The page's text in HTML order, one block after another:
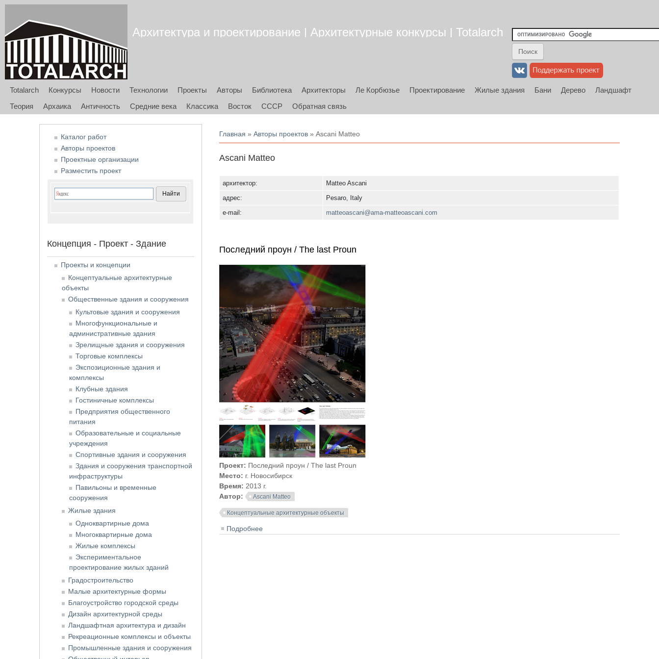
Архитектура и проектирование | Архитектурные конкурсы | Totalarch
Totalarch Конкурсы Новости Технологии Проекты Авторы Библиотека Архитекторы Ле Корбюзье Проектирование Жилые здания Бани Дерево
Ландшафт
Теория
Архаика Античность Средние века Классика Восток СССР Обратная связь
Вы здесь
Главная »Авторы проектов » Ascani Matteo
Ascani Matteo
архитектор:
Matteo Ascani
адрес:
Pesaro, Italy
e-mail:
matteoascani@ama-matteoascani.com
Последний проун / The last Proun
Проект: Последний проун / The last Proun
Место: г. Новосибирск
Время: 2013 г.
Автор:
Ascani Matteo
Концептуальные архитектурные объекты
Подробнее
Каталог работ
Авторы проектов
Проектные организации
Разместить проект
Концепция - Проект - Здание
Проекты и концепции
Концептуальные архитектурные
объекты
Общественные здания и сооружения
Культовые здания и сооружения
Многофункциональные и
административные здания
Зрелищные здания и сооружения
Торговые комплексы
Экспозиционные здания и
комплексы
Клубные здания
Гостиничные комплексы
Предприятия общественного
питания
Образовательные и социальные
учреждения
Спортивные здания и сооружения
Здания и сооружения транспортной
инфраструктуры
Павильоны и временные
сооружения
Жилые здания
Одноквартирные дома
Многоквартирные дома
Жилые комплексы
Экспериментальное
проектирование жилых зданий
Градостроительство
Малые архитектурные формы
Благоустройство городской среды
Дизайн архитектурной среды
Ландшафтная архитектура и дизайн
Рекреационные комплексы и объекты
Промышленные здания и сооружения